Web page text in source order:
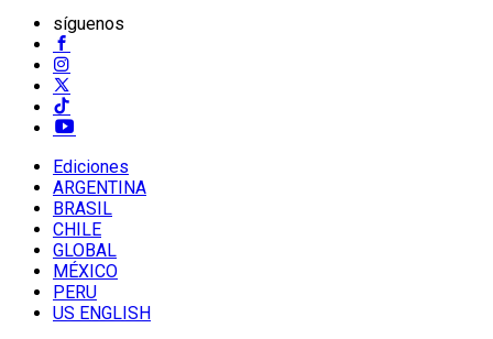
síguenos
Ediciones
ARGENTINA
BRASIL
CHILE
GLOBAL
MÉXICO
PERU
US ENGLISH